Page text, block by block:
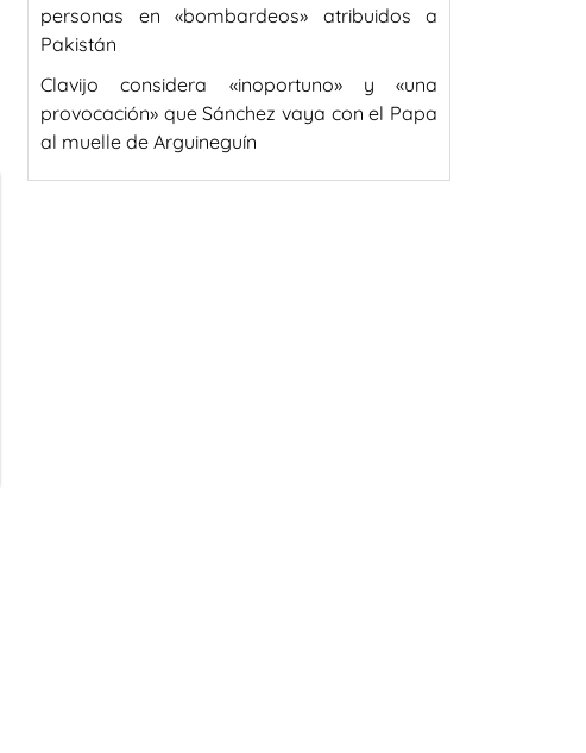
personas en «bombardeos» atribuidos a
Pakistán
Clavijo considera «inoportuno» y «una
provocación» que Sánchez vaya con el Papa
al muelle de Arguineguín